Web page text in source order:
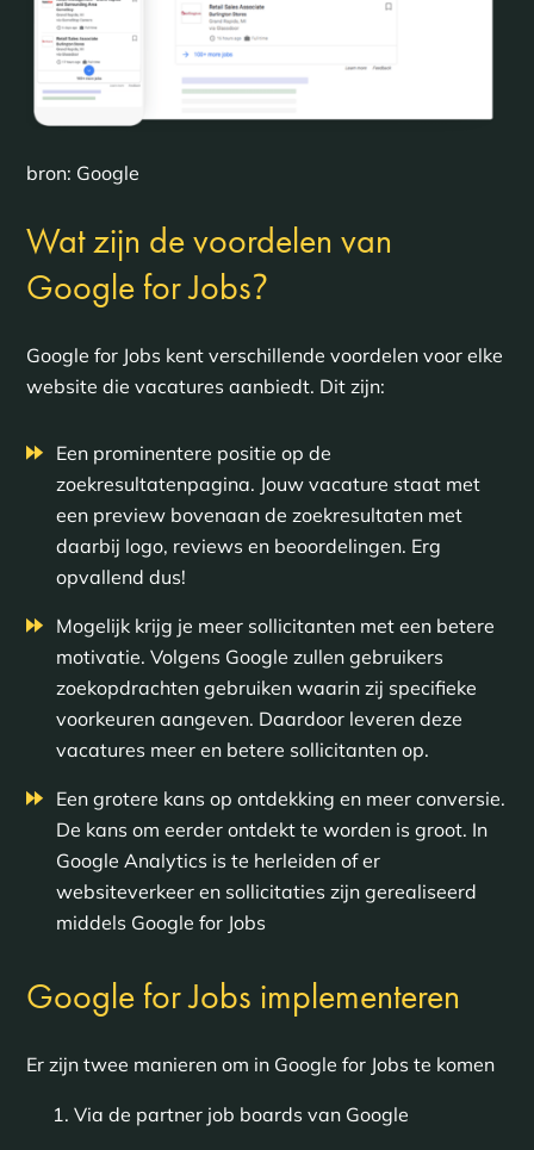
bron: Google
Wat zijn de voordelen van
Google for Jobs?
Google for Jobs kent verschillende voordelen voor elke
website die vacatures aanbiedt. Dit zijn:
Een prominentere positie op de
zoekresultatenpagina. Jouw vacature staat met
een preview bovenaan de zoekresultaten met
daarbij logo, reviews en beoordelingen. Erg
opvallend dus!
Mogelijk krijg je meer sollicitanten met een betere
motivatie. Volgens Google zullen gebruikers
zoekopdrachten gebruiken waarin zij specifieke
voorkeuren aangeven. Daardoor leveren deze
vacatures meer en betere sollicitanten op.
Een grotere kans op ontdekking en meer conversie.
De kans om eerder ontdekt te worden is groot. In
Google Analytics is te herleiden of er
websiteverkeer en sollicitaties zijn gerealiseerd
middels Google for Jobs
Google for Jobs implementeren
Er zijn twee manieren om in Google for Jobs te komen
Via de partner job boards van Google